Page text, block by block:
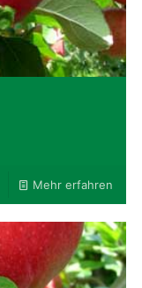
Mehr erfahren